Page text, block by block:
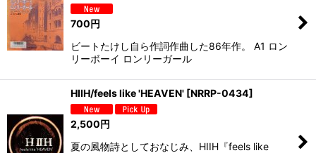
700円
ビートたけし自ら作詞作曲した86年作。 A1 ロン
リーボーイ ロンリーガール
HIIH/feels like 'HEAVEN' [NRRP-0434]
2,500円
夏の風物詩としておなじみ、HIIH『feels like